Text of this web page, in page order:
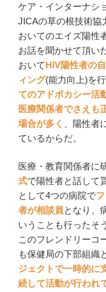
ケア・インターナシ
JICAの草の根技術協
おいてのエイズ陽性
お話を聞かせて頂い
おいてHIV陽性者の
ィング(能力向上)を行
てのアドボカシー活
医療関係者でさえも
場合が多く
、陽性
ているからだ。
医療・教育関係者に
式で陽性者と話して
として4つの病院で
者が相談員となり、
いうことも行ったそ
このフレンドリーコ
も保健局の下部組織
ジェクトで一時的に
続して活動が行われ